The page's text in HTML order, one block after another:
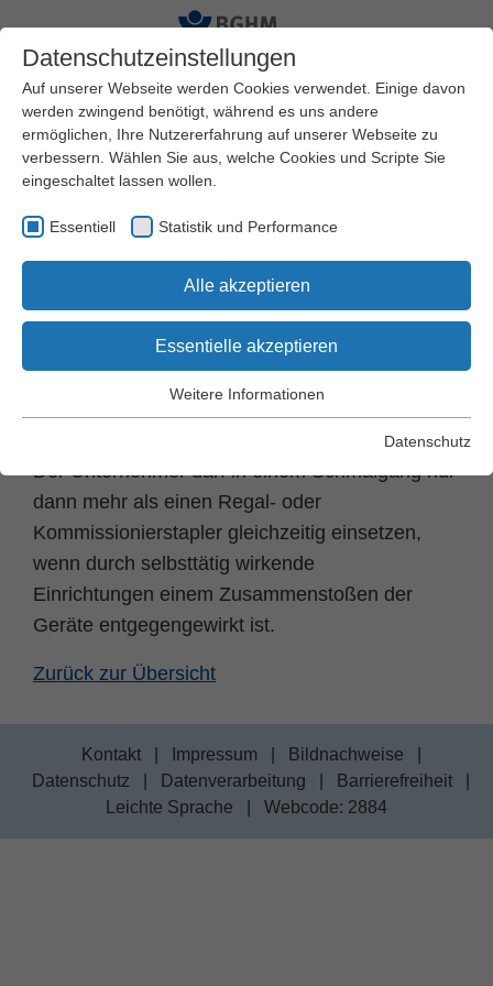
Startseite
Arbeitssicherheit und Gesundheitsschutz
Schriften und Regelwerk
DGUV Vorschriften
DGUV Vorschrift 68
DGUV Vorschrift
68 "Flurförderzeuge"
§ 31 Abstandshaltung
Der Unternehmer darf in einem Schmalgang nur
dann mehr als einen Regal- oder
Kommissionierstapler gleichzeitig einsetzen,
wenn durch selbsttätig wirkende
Einrichtungen einem Zusammenstoßen der
Geräte entgegengewirkt ist.
Zurück zur Übersicht
Kontakt Impressum Bildnachweise
Datenschutz
Datenverarbeitung Barrierefreiheit
Leichte Sprache
Webcode: 2884
Datenschutzeinstellungen
Auf unserer Webseite werden Cookies verwendet. Einige davon
werden zwingend benötigt, während es uns andere
ermöglichen, Ihre Nutzererfahrung auf unserer Webseite zu
verbessern. Wählen Sie aus, welche Cookies und Scripte Sie
eingeschaltet lassen wollen.
Essentiell Statistik und Performance
Alle akzeptieren
Essentielle akzeptieren
Essentielle Cookies werden für grundlegende Funktionen der
Webseite einwandfrei funktioniert.
Name fe_typo_user
Anbieter TYPO3
Laufzeit Session
Dieses Cookie ist ein Standard-Session-
wiedererkannt wird, um ihm Zugang zu
geschützten Bereichen zu gewähren.
Cookie-Informationen
Statistik und Performance
Weitere Informationen
Datenschutz